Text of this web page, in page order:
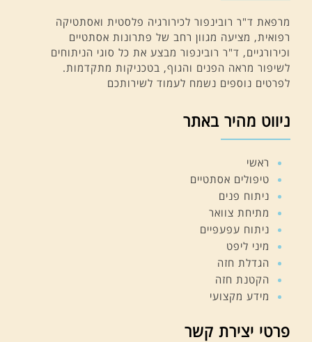
מרפאת ד"ר רובינפור לכירורגיה פלסטית ואסתטיקה
רפואית, מציעה מגוון רחב של פתרונות אסתטיים
וכירורגיים, ד"ר רובינפור מבצע את כל סוגי הניתוחים
לשיפור מראה הפנים והגוף, בטכניקות מתקדמות.
לפרטים נוספים נשמח לעמוד לשירותכם
ניווט מהיר באתר
ראשי
טיפולים אסתטיים
ניתוח פנים
מתיחת צוואר
ניתוח עפעפיים
מיני ליפט
הגדלת חזה
הקטנת חזה
מידע מקצועי
פרטי יצירת קשר